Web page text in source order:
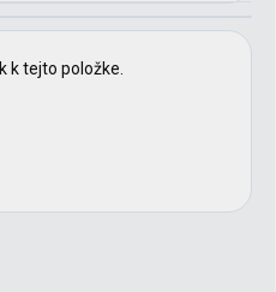
k tejto položke.